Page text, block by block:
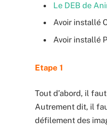
Le DEB de
Avoir installé
Avoir installé
Etape 1
Tout d’abord, il
Autrement dit, il
défilement des